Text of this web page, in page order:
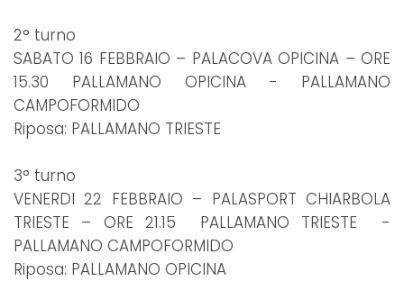
2° turno
SABATO 16 FEBBRAIO – PALACOVA OPICINA – ORE
15.30 PALLAMANO OPICINA - PALLAMANO
CAMPOFORMIDO
Riposa: PALLAMANO TRIESTE
3° turno
VENERDI 22 FEBBRAIO – PALASPORT CHIARBOLA
TRIESTE – ORE 21.15 PALLAMANO TRIESTE -
PALLAMANO CAMPOFORMIDO
Riposa: PALLAMANO OPICINA